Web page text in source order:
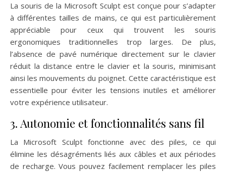
La souris de la Microsoft Sculpt est conçue pour s’adapter
à différentes tailles de mains, ce qui est particulièrement
appréciable pour ceux qui trouvent les souris
ergonomiques traditionnelles trop larges. De plus,
l’absence de pavé numérique directement sur le clavier
réduit la distance entre le clavier et la souris, minimisant
ainsi les mouvements du poignet. Cette caractéristique est
essentielle pour éviter les tensions inutiles et améliorer
votre expérience utilisateur.
3. Autonomie et fonctionnalités sans fil
La Microsoft Sculpt fonctionne avec des piles, ce qui
élimine les désagréments liés aux câbles et aux périodes
de recharge. Vous pouvez facilement remplacer les piles